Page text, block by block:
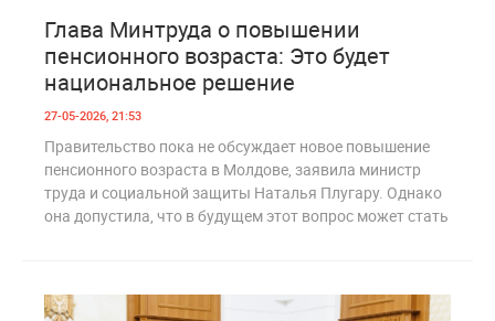
Глава Минтруда о повышении
пенсионного возраста: Это будет
национальное решение
27-05-2026, 21:53
Правительство пока не обсуждает новое повышение
пенсионного возраста в Молдове, заявила министр
труда и социальной защиты Наталья Плугару. Однако
она допустила, что в будущем этот вопрос может стать